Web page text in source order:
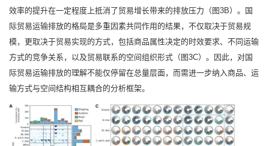
效率的提升在一定程度上抵消了贸易增长带来的排放压力（图3B）。国
际贸易运输排放的格局是多重因素共同作用的结果，不仅取决于贸易规
模，更取决于贸易实现的方式，包括商品属性决定的时效要求、不同运输
方式的竞争关系，以及贸易联系的空间组织形式（图3C）。因此，对国
际贸易运输排放的理解不能仅停留在总量层面，而需进一步纳入商品、运
输方式与空间结构相互耦合的分析框架。